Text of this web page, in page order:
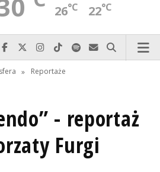
26°C 22°C
Najlepiej po prostu do nas zadzwoń
Odwiedź nas na Facebook-u
Odwiedź nas na X
Odwiedź nas na Instagram-ie
Odwiedź nas na TikTok-u
Szukaj nas na Spotify
Wyślij do nas
Szukaj
» Reportaże
- reportaż
Furgi